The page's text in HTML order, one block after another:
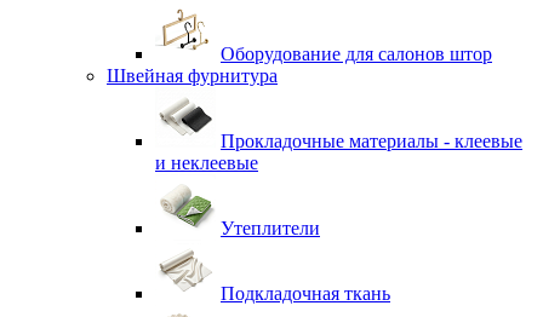
Оборудование для салонов штор
Швейная фурнитура
Прокладочные материалы - клеевые
и неклеевые
Утеплители
Подкладочная ткань